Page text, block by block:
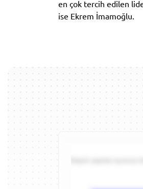
en çok tercih edilen
ise Ekrem İmamoğlu.